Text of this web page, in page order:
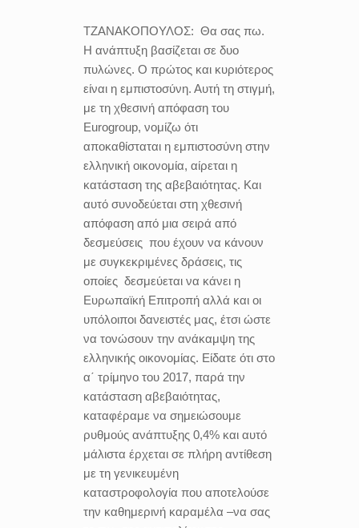
ΤΖΑΝΑΚΟΠΟΥΛΟΣ: Θα σας πω.
Η ανάπτυξη βασίζεται σε δυο
πυλώνες. Ο πρώτος και κυριότερος
είναι η εμπιστοσύνη. Αυτή τη στιγμή,
με τη χθεσινή απόφαση του
Eurogroup, νομίζω ότι
αποκαθίσταται η εμπιστοσύνη στην
ελληνική οικονομία, αίρεται η
κατάσταση της αβεβαιότητας. Και
αυτό συνοδεύεται στη χθεσινή
απόφαση από μια σειρά από
δεσμεύσεις που έχουν να κάνουν
με συγκεκριμένες δράσεις, τις
οποίες δεσμεύεται να κάνει η
Ευρωπαϊκή Επιτροπή αλλά και οι
υπόλοιποι δανειστές μας, έτσι ώστε
να τονώσουν την ανάκαμψη της
ελληνικής οικονομίας. Είδατε ότι στο
α΄ τρίμηνο του 2017, παρά την
κατάσταση αβεβαιότητας,
καταφέραμε να σημειώσουμε
ρυθμούς ανάπτυξης 0,4% και αυτό
μάλιστα έρχεται σε πλήρη αντίθεση
με τη γενικευμένη
καταστροφολογία που αποτελούσε
την καθημερινή καραμέλα –να σας